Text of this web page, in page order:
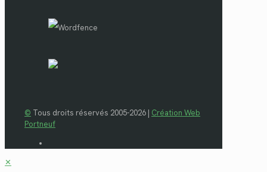
© Tous droits réservés 2005-2026 | Création Web
Portneuf
✕